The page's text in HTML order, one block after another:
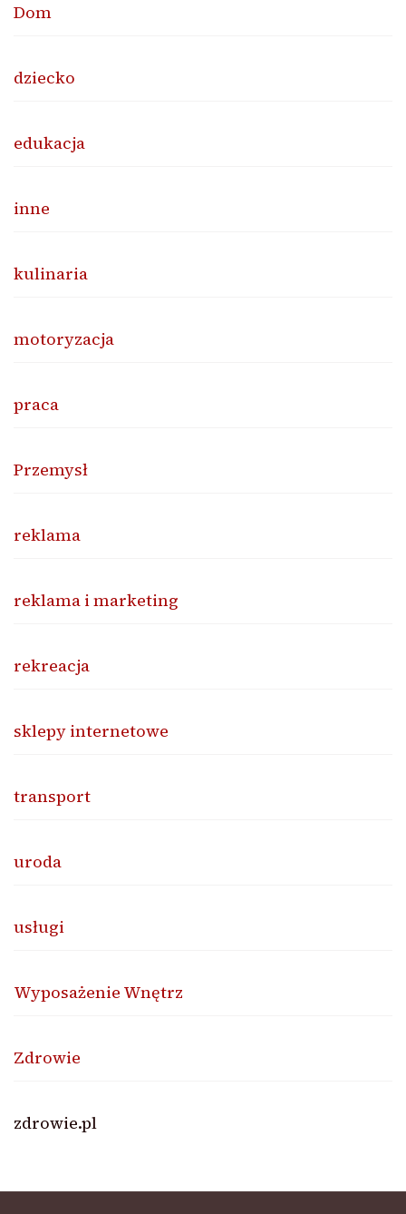
Dom
dziecko
edukacja
inne
kulinaria
motoryzacja
praca
Przemysł
reklama
reklama i marketing
rekreacja
sklepy internetowe
transport
uroda
usługi
Wyposażenie Wnętrz
Zdrowie
zdrowie.pl